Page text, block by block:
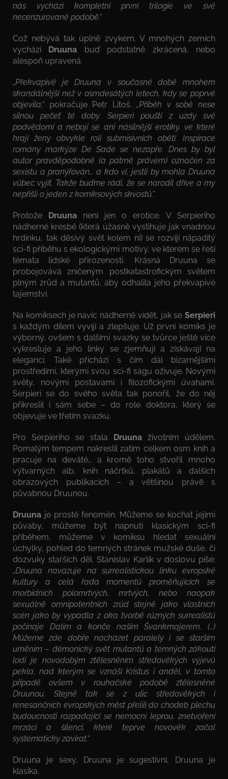
nás vychází kompletní první trilogie ve své
necenzurované podobě.“
Což nebývá tak úplně zvykem. V mnohých zemích
vychází Druuna buď podstatně zkrácená, nebo
alespoň upravená.
„Překvapivě je Druuna v současné době mnohem
skandálnější než v osmdesátých letech, kdy se poprvé
objevila,“ pokračuje Petr Litoš.„Příběh v sobě nese
silnou pečeť té doby. Serpieri pouští z uzdy své
podvědomí a nebojí se ani násilnější erotiky, ve které
hrají ženy obvykle roli submisivních obětí. Inspirace
romány markýze De Sade se nezapře. Dnes by byl
autor pravděpodobně (a patrně právem) označen za
sexistu a pranýřován… a kdo ví, jestli by mohla Druuna
vůbec vyjít. Takže buďme rádi, že se narodil dříve a my
nepřišli o jeden z komiksových skvostů.“
Protože Druuna není jen o erotice. V Serpieriho
nádherné kresbě (která úžasně vystihuje jak vnadnou
hrdinku, tak děsivý svět kolem ní) se rozvíjí nápaditý
sci-fi příběhu s ekologickými motivy, ve kterém se řeší
témata lidské přirozenosti. Krásná Druuna se
probojovává zničeným postkatastrofickým světem
plným zrůd a mutantů, aby odhalila jeho překvapivé
tajemství.
Na komiksech je navíc nádherně vidět, jak se Serpieri
s každým dílem vyvíjí a zlepšuje. Už první komiks je
výborný, ovšem s dalšími svazky se tvůrce ještě více
vykresluje a jeho linky se zjemňují a získávají na
eleganci. Také přichází s čím dál bizarnějšími
prostředími, kterými svou sci-fi ságu oživuje. Novými
světy, novými postavami i filozofickými úvahami.
Serpieri se do svého světa tak ponořil, že do něj
přikreslil i sám sebe – do role doktora, který se
objevuje ve třetím svazku.
Pro Serpieriho se stala Druunaživotním údělem.
Pomalým tempem nakreslil zatím celkem osm knih a
pracuje na deváté… a kromě toho stvořil mnoho
výtvarných alb, knih náčrtků, plakátů a dalších
obrazových publikacích – a většinou právě s
půvabnou Druunou.
Druuna je prostě fenomén. Můžeme se kochat jejími
půvaby, můžeme být napnutí klasickým sci-fi
příběhem, můžeme v komiksu hledat sexuální
úchylky, pohled do temných stránek mužské duše, či
dozvuky starších děl. Stanislav Karlík v doslovu píše:
„Druuna navazuje na surrealistickou linku evropské
kultury a celá řada momentů proměňujících se
morbidních polomrtvých, mrtvých, nebo naopak
sexuálně omnipotentních zrůd stejně jako vlastních
scén jako by vypadla z oka tvorbě různých surrealistů
počínaje Dalím a konče naším Švankmajerem. (…)
Můžeme zde dobře nacházet paralely i se starším
uměním – démonický svět mutantů a temných zákoutí
lodi je novodobým ztělesněním středověkých výjevů
pekla, nad kterým se vznáší Kristus i anděl, v tomto
případě ovšem v rouhačské podobě ztělesněné
Druunou. Stejně tak se z ulic středověkých i
renesančních evropských měst přelili do chodeb plechu
budoucnosti rozpadající se nemocní leprou, znetvoření
mrzáci a šílenci, které teprve novověk začal
systematicky zavírat.“
Druuna je sexy, Druuna je sugestivní, Druuna je
klasika.